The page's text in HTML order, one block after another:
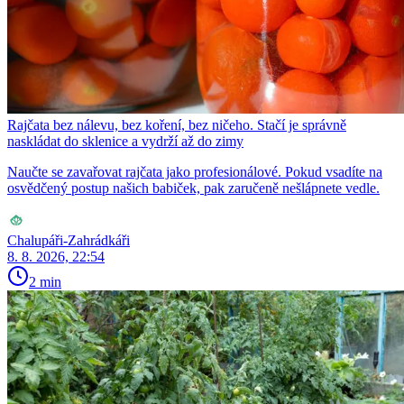
Rajčata bez nálevu, bez koření, bez ničeho. Stačí je správně
naskládat do sklenice a vydrží až do zimy
Naučte se zavařovat rajčata jako profesionálové. Pokud vsadíte na
osvědčený postup našich babiček, pak zaručeně nešlápnete vedle.
Chalupáři-Zahrádkáři
8. 8. 2026, 22:54
2 min